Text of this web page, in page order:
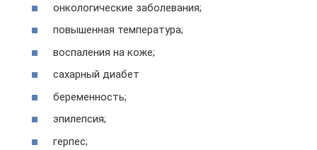
онкологические заболевания;
повышенная температура;
воспаления на коже;
сахарный диабет
беременность;
эпилепсия;
герпес;